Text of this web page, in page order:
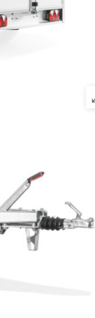
en de
lip beschermt